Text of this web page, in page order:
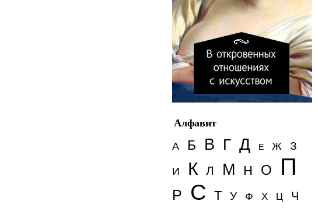
Алфавит
А
Б В Г Д Е Ж З
И К Л М Н О П
Р С Т У Ф Х Ц Ч